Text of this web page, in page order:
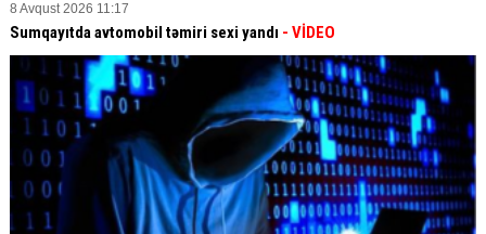
8 Avqust 2026 11:17
Sumqayıtda avtomobil təmiri sexi yandı - VİDEO